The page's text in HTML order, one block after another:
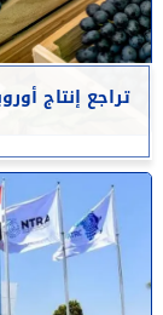
تراجع إنتاج